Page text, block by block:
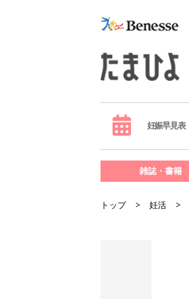
妊娠早見表
雑誌・書籍
トップ 妊活